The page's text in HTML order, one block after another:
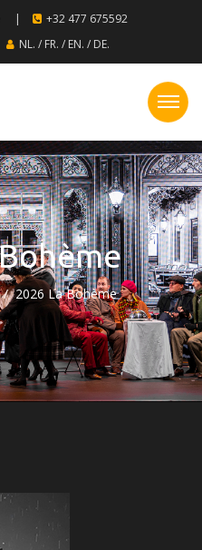
|
+32 477 675592
NL. / FR. / EN. / DE.
2026 La Bohème